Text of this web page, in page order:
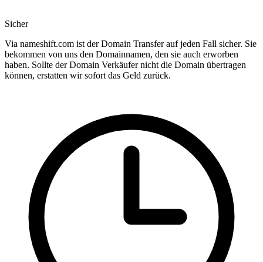
Sicher
Via nameshift.com ist der Domain Transfer auf jeden Fall sicher. Sie
bekommen von uns den Domainnamen, den sie auch erworben
haben. Sollte der Domain Verkäufer nicht die Domain übertragen
können, erstatten wir sofort das Geld zurück.